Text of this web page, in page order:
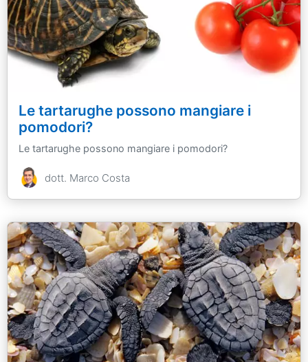
Le tartarughe possono mangiare i
pomodori?
Le tartarughe possono mangiare i pomodori?
dott. Marco Costa